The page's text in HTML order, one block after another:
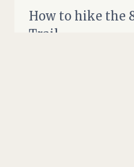
How to hike the
Trail